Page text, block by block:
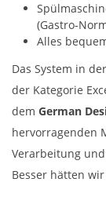
(Gastro-
Alles
Das System in
der Kategorie
dem German
hervorragenden
Verarbeitung
Besser hätten